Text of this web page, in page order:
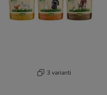
3 varianti